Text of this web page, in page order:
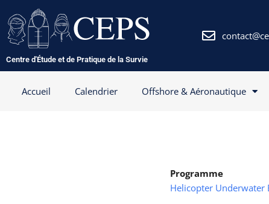
au
contenu
Centre d'Étude et de Pratique de la Survie
Accueil Calendrier Offshore & Aéronautique
Programme
Helicopter Underwater